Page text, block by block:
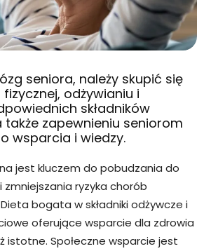
seniora, należy skupić się
odżywianiu i
składników
także zapewnieniu seniorom
wsparcia i wiedzy.
jest kluczem do pobudzania do
zmniejszania ryzyka chorób
bogata w składniki odżywcze i
oferujące wsparcie dla zdrowia
istotne. Społeczne wsparcie jest